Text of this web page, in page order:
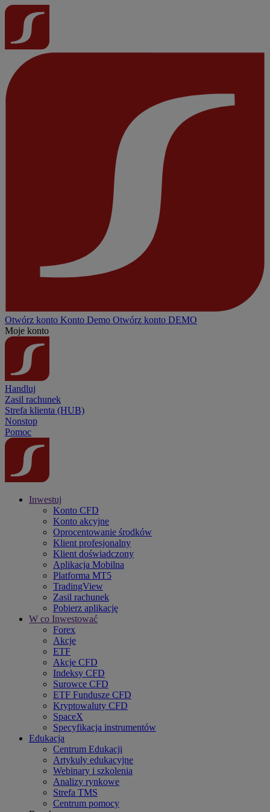
Otwórz konto Konto Demo Otwórz konto DEMO
Moje konto
Handluj
Zasil rachunek
Strefa klienta (HUB)
Nonstop
Pomoc
Inwestuj
Konto CFD
Konto akcyjne
Oprocentowanie środków
Klient profesjonalny
Klient doświadczony
Aplikacja Mobilna
Platforma MT5
TradingView
Zasil rachunek
Pobierz aplikację
W co Inwestować
Forex
Akcje
ETF
Akcje CFD
Indeksy CFD
Surowce CFD
ETF Fundusze CFD
Kryptowaluty CFD
SpaceX
Specyfikacja instrumentów
Edukacja
Centrum Edukacji
Artykuły edukacyjne
Webinary i szkolenia
Analizy rynkowe
Strefa TMS
Centrum pomocy